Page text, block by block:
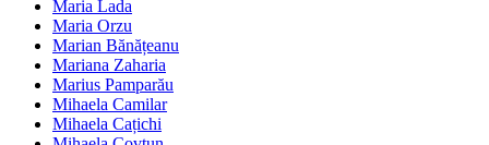
Maria Lada
Maria Orzu
Marian Bănățeanu
Mariana Zaharia
Marius Pamparău
Mihaela Camilar
Mihaela Cațichi